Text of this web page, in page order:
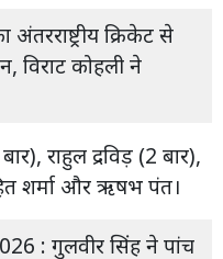
क्रिकेट से
विराट कोहली ने
राहुल द्रविड़ (2 बार),
शर्मा और ऋषभ पंत।
: गुलवीर सिंह ने पांच